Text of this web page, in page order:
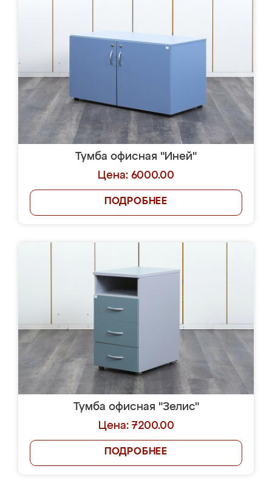
Тумба офисная "Иней"
Цена: 6000.00
ПОДРОБНЕЕ
Тумба офисная "Зелис"
Цена: 7200.00
ПОДРОБНЕЕ